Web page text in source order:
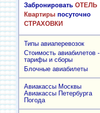
Забронировать ОТЕЛЬ
Квартиры посуточно
СТРАХОВКИ
Типы авиаперевозок
Стоимость авиабилетов -
тарифы и сборы
Блочные авиабилеты
Авиакассы Москвы
Авиакассы Петербурга
Погода